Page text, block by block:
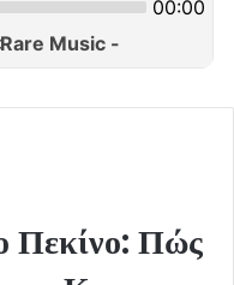
Πεκίνο: Πώς